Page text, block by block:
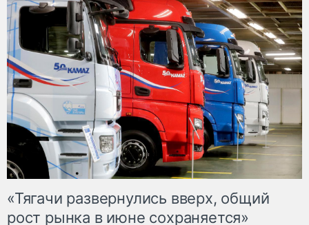
«Тягачи развернулись вверх, общий
рост рынка в июне сохраняется»